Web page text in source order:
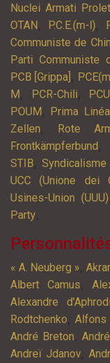
Nuclei Armati
OTAN , P.C.E.(m-l),
Communiste de
Parti Communiste
PCB [Grippa] ,
M , PCR-Chili,
POUM , Prima Linéa
Zellen, Rote
Frontkämpferbund ,
STIB,
UCC (Unione dei
Usines-Union (UUU)
Party,
« A. Neuberg »,
Albert Camus,
Alexandre
Rodtchenko, Alfons
André Breton,
Andreï Jdanov,